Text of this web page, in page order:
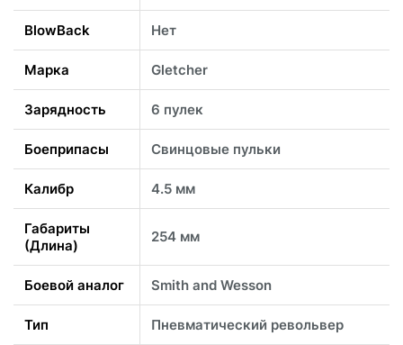
BlowBack Нет
Марка Gletcher
Зарядность 6 пулек
Боеприпасы Свинцовые пульки
Калибр 4.5 мм
Габариты
(Длина)
254 мм
Боевой аналог Smith and Wesson
Тип Пневматический револьвер